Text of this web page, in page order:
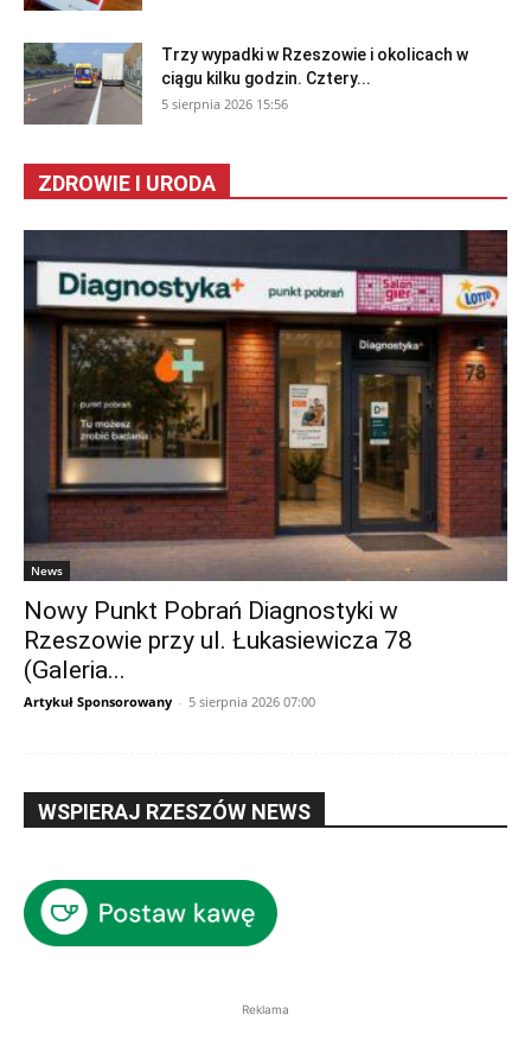
Trzy wypadki w Rzeszowie i okolicach w
ciągu kilku godzin. Cztery...
5 sierpnia 2026 15:56
ZDROWIE I URODA
News
Nowy Punkt Pobrań Diagnostyki w
Rzeszowie przy ul. Łukasiewicza 78
(Galeria...
Artykuł Sponsorowany - 5 sierpnia 2026 07:00
WSPIERAJ RZESZÓW NEWS
Reklama